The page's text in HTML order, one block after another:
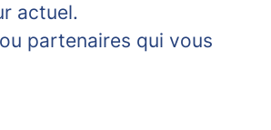
actuel.
partenaires qui vous